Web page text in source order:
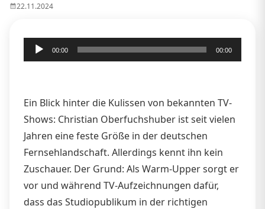
22.11.2024
Audio-
Player
00:00 00:00
Ein Blick hinter die Kulissen von bekannten TV-
Shows: Christian Oberfuchshuber ist seit vielen
Jahren eine feste Größe in der deutschen
Fernsehlandschaft. Allerdings kennt ihn kein
Zuschauer. Der Grund: Als Warm-Upper sorgt er
vor und während TV-Aufzeichnungen dafür,
dass das Studiopublikum in der richtigen